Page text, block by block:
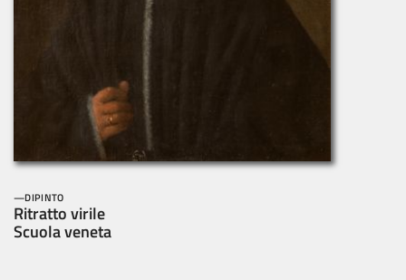
DIPINTO
Ritratto virile
Scuola veneta